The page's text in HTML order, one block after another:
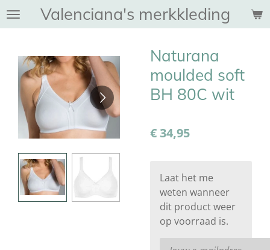
Ga
direct
hoofdinhoud
Valenciana's merkkleding
Naturana
moulded soft
BH 80C wit
€ 34,95
Laat het me
weten wanneer
dit product weer
op voorraad is.